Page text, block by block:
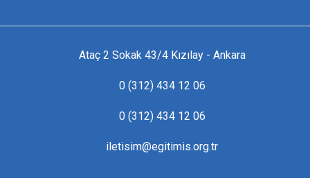
Ataç 2 Sokak 43/4 Kızılay - Ankara
0 (312) 434 12 06
0 (312) 434 12 06
iletisim@egitimis.org.tr